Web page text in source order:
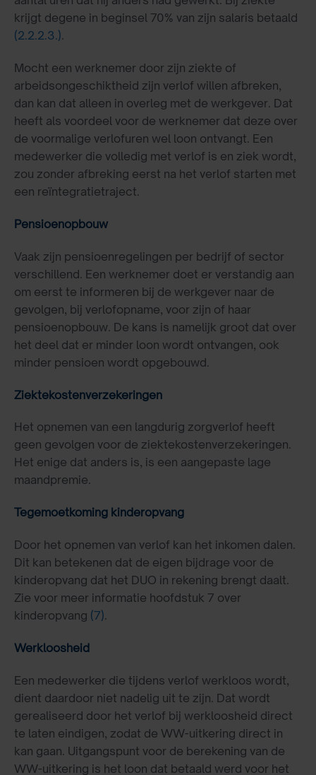
krijgt degene in beginsel 70% van zijn salaris betaald
(2.2.2.3.).
Mocht een werknemer door zijn ziekte of
arbeidsongeschiktheid zijn verlof willen afbreken,
dan kan dat alleen in overleg met de werkgever. Dat
heeft als voordeel voor de werknemer dat deze over
de voormalige verlofuren wel loon ontvangt. Een
medewerker die volledig met verlof is en ziek wordt,
zou zonder afbreking eerst na het verlof starten met
een reïntegratietraject.
Pensioenopbouw
Vaak zijn pensioenregelingen per bedrijf of sector
verschillend. Een werknemer doet er verstandig aan
om eerst te informeren bij de werkgever naar de
gevolgen, bij verlofopname, voor zijn of haar
pensioenopbouw. De kans is namelijk groot dat over
het deel dat er minder loon wordt ontvangen, ook
minder pensioen wordt opgebouwd.
Ziektekostenverzekeringen
Het opnemen van een langdurig zorgverlof heeft
geen gevolgen voor de ziektekostenverzekeringen.
Het enige dat anders is, is een aangepaste lage
maandpremie.
Tegemoetkoming kinderopvang
Door het opnemen van verlof kan het inkomen dalen.
Dit kan betekenen dat de eigen bijdrage voor de
kinderopvang dat het DUO in rekening brengt daalt.
Zie voor meer informatie hoofdstuk 7 over
kinderopvang (7).
Werkloosheid
Een medewerker die tijdens verlof werkloos wordt,
dient daardoor niet nadelig uit te zijn. Dat wordt
gerealiseerd door het verlof bij werkloosheid direct
te laten eindigen, zodat de WW-uitkering direct in
kan gaan. Uitgangspunt voor de berekening van de
WW-uitkering is het loon dat betaald werd voor het